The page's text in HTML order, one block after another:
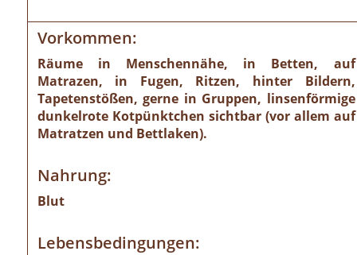
Vorkommen:
Räume in Menschennähe, in Betten, auf
Matrazen, in Fugen, Ritzen, hinter Bildern,
Tapetenstößen, gerne in Gruppen, linsenförmige
dunkelrote Kotpünktchen sichtbar (vor allem auf
Matratzen und Bettlaken).
Nahrung:
Blut
Lebensbedingungen: